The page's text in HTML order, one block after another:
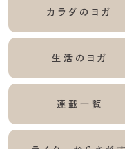
カラダのヨガ
生活のヨガ
連載一覧